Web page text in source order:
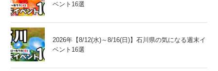
ベント16選
2026年【8/12(水)～8/16(日)】石川県の気になる週末イ
ベント16選